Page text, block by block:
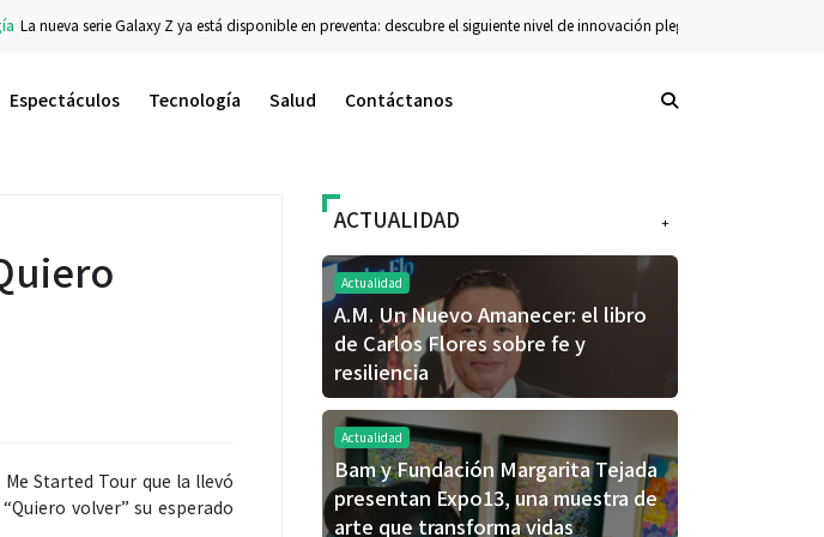
La nueva serie Galaxy Z ya está disponible en preventa: descubre el siguiente nivel de innovación plegable
Espectáculos Tecnología Salud Contáctanos
Started Tour que la llevó
volver” su esperado
+
ACTUALIDAD
Actualidad
A.M. Un Nuevo Amanecer: el libro
de Carlos Flores sobre fe y
resiliencia
Actualidad
Bam y Fundación Margarita Tejada
presentan Expo13, una muestra de
arte que transforma vidas